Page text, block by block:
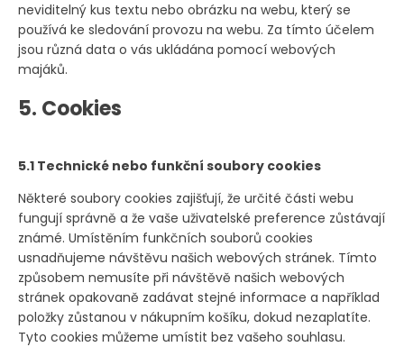
neviditelný kus textu nebo obrázku na webu, který se
používá ke sledování provozu na webu. Za tímto účelem
jsou různá data o vás ukládána pomocí webových
majáků.
5. Cookies
5.1 Technické nebo funkční soubory cookies
Některé soubory cookies zajišťují, že určité části webu
fungují správně a že vaše uživatelské preference zůstávají
známé. Umístěním funkčních souborů cookies
usnadňujeme návštěvu našich webových stránek. Tímto
způsobem nemusíte při návštěvě našich webových
stránek opakovaně zadávat stejné informace a například
položky zůstanou v nákupním košíku, dokud nezaplatíte.
Tyto cookies můžeme umístit bez vašeho souhlasu.